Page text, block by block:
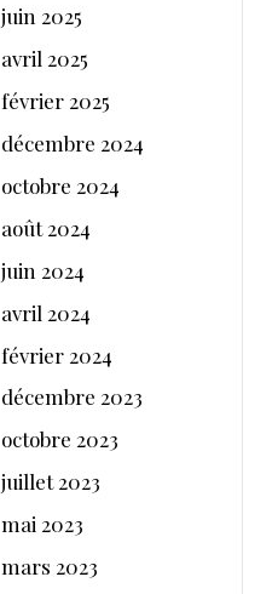
juin 2025
avril 2025
février 2025
décembre 2024
octobre 2024
août 2024
juin 2024
avril 2024
février 2024
décembre 2023
octobre 2023
juillet 2023
mai 2023
mars 2023